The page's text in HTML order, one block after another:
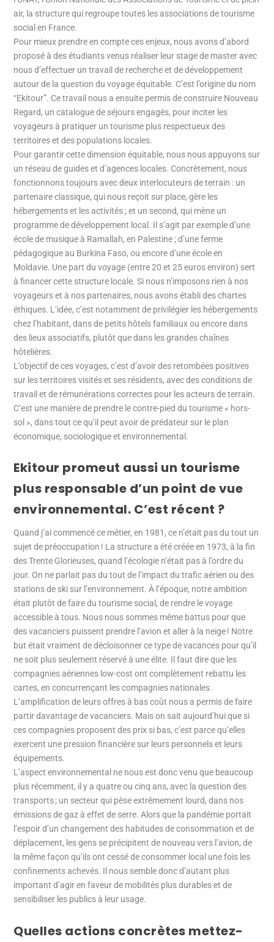
air, la structure qui regroupe toutes les associations de tourisme
social en France.
Pour mieux prendre en compte ces enjeux, nous avons d’abord
proposé à des étudiants venus réaliser leur stage de master avec
nous d’effectuer un travail de recherche et de développement
autour de la question du voyage équitable. C’est l’origine du nom
“Ekitour”. Ce travail nous a ensuite permis de construire Nouveau
Regard, un catalogue de séjours engagés, pour inciter les
voyageurs à pratiquer un tourisme plus respectueux des
territoires et des populations locales.
Pour garantir cette dimension équitable, nous nous appuyons sur
un réseau de guides et d’agences locales. Concrètement, nous
fonctionnons toujours avec deux interlocuteurs de terrain : un
partenaire classique, qui nous reçoit sur place, gère les
hébergements et les activités ; et un second, qui mène un
programme de développement local. Il s’agit par exemple d’une
école de musique à Ramallah, en Palestine ; d’une ferme
pédagogique au Burkina Faso, ou encore d’une école en
Moldavie. Une part du voyage (entre 20 et 25 euros environ) sert
à financer cette structure locale. Si nous n’imposons rien à nos
voyageurs et à nos partenaires, nous avons établi des chartes
éthiques. L’idée, c’est notamment de privilégier les hébergements
chez l’habitant, dans de petits hôtels familiaux ou encore dans
des lieux associatifs, plutôt que dans les grandes chaînes
hôtelières.
L’objectif de ces voyages, c’est d’avoir des retombées positives
sur les territoires visités et ses résidents, avec des conditions de
travail et de rémunérations correctes pour les acteurs de terrain.
C’est une manière de prendre le contre-pied du tourisme « hors-
sol », dans tout ce qu’il peut avoir de prédateur sur le plan
économique, sociologique et environnemental.
Ekitour promeut aussi un tourisme
plus responsable d’un point de vue
environnemental. C’est récent ?
Quand j’ai commencé ce métier, en 1981, ce n’était pas du tout un
sujet de préoccupation ! La structure a été créée en 1973, à la fin
des Trente Glorieuses, quand l’écologie n’était pas à l’ordre du
jour. On ne parlait pas du tout de l’impact du trafic aérien ou des
stations de ski sur l’environnement. À l’époque, notre ambition
était plutôt de faire du tourisme social, de rendre le voyage
accessible à tous. Nous nous sommes même battus pour que
des vacanciers puissent prendre l’avion et aller à la neige ! Notre
but était vraiment de décloisonner ce type de vacances pour qu’il
ne soit plus seulement réservé à une élite. Il faut dire que les
compagnies aériennes low-cost ont complètement rebattu les
cartes, en concurrençant les compagnies nationales.
L’amplification de leurs offres à bas coût nous a permis de faire
partir davantage de vacanciers. Mais on sait aujourd’hui que si
ces compagnies proposent des prix si bas, c’est parce qu’elles
exercent une pression financière sur leurs personnels et leurs
équipements.
L’aspect environnemental ne nous est donc venu que beaucoup
plus récemment, il y a quatre ou cinq ans, avec la question des
transports ; un secteur qui pèse extrêmement lourd, dans nos
émissions de gaz à effet de serre. Alors que la pandémie portait
l’espoir d’un changement des habitudes de consommation et de
déplacement, les gens se précipitent de nouveau vers l’avion, de
la même façon qu’ils ont cessé de consommer local une fois les
confinements achevés. Il nous semble donc d’autant plus
important d’agir en faveur de mobilités plus durables et de
sensibiliser les publics à leur usage.
Quelles actions concrètes mettez-